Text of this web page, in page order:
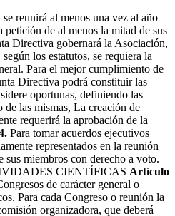
reunirá al menos una vez al año
petición de al menos la mitad de sus
Directiva gobernará la Asociación,
los estatutos, se requiera la
Para el mejor cumplimiento de
Directiva podrá constituir las
oportunas, definiendo las
las mismas, La creación de
requerirá la aprobación de la
Para tomar acuerdos ejecutivos
representados en la reunión
sus miembros con derecho a voto.
CIENTÍFICAS Artículo
de carácter general o
Para cada Congreso o reunión la
organizadora, que deberá